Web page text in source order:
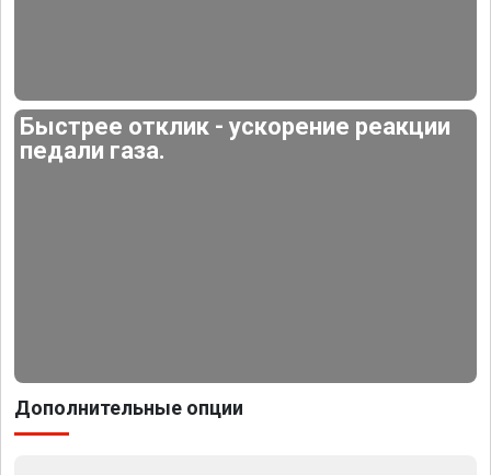
Быстрее отклик - ускорение реакции
педали газа.
Дополнительные опции